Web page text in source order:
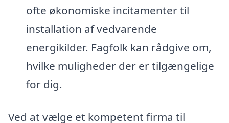
ofte økonomiske incitamenter til
installation af vedvarende
energikilder. Fagfolk kan rådgive om,
hvilke muligheder der er tilgængelige
for dig.
Ved at vælge et kompetent firma til